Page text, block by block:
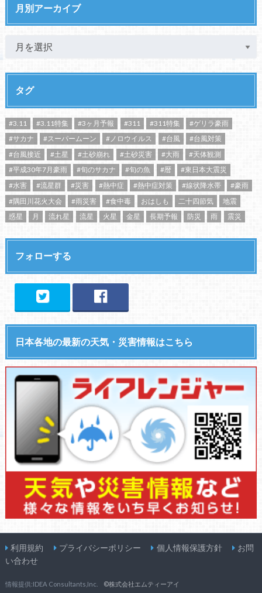
月別アーカイブ
タグ
#3.11 #3.11特集 #3ヶ月予報 #311 #311特集
#ゲリラ豪雨
#サカナ
#スーパームーン #ノロウイルス #台風
#台風対策
#台風接近
#土星 #土砂崩れ #土砂災害 #大雨
#天体観測
#平成30年7月豪雨
#旬のサカナ #旬の魚 #暦
#東日本大震災
#水害
#流星群 #災害 #熱中症 #熱中症対策 #線状降水帯
#豪雨
#隅田川花火大会
#雨災害 #食中毒 おはしも 二十四節気
地震
惑星
月 流れ星 流星 火星 金星 長期予報 防災 雨 震災
フォローする
日本各地の最新の天気・災害情報はこちら
利用規約 プライバシーポリシー 個人情報保護方針
お問
い合わせ
情報提供:IDEA Consultants,Inc. ©株式会社エムティーアイ